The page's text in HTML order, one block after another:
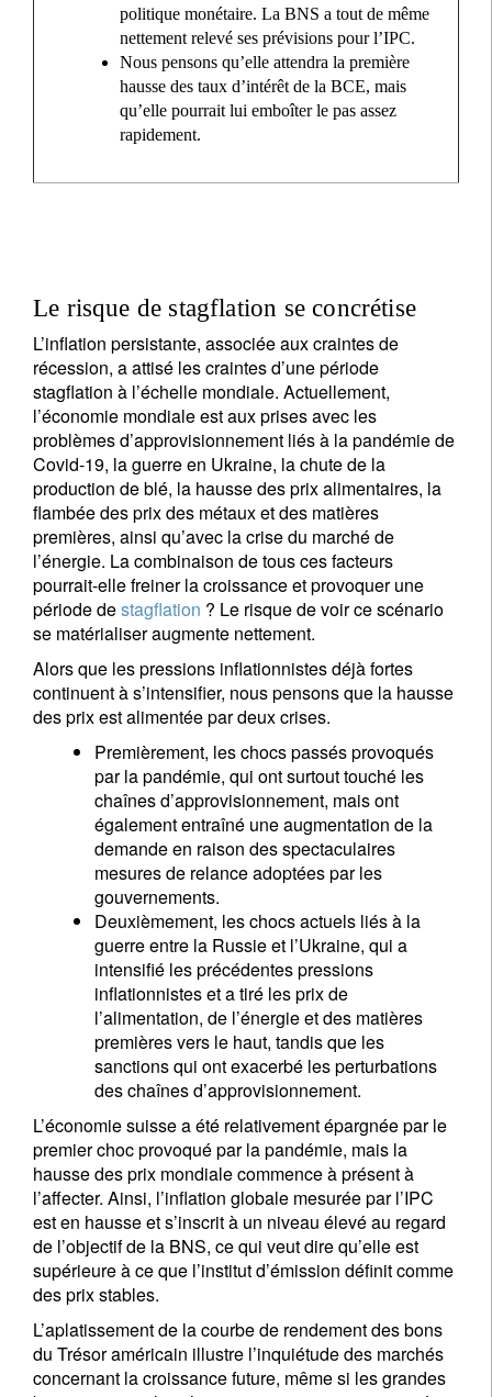
politique monétaire. La BNS a tout de même
nettement relevé ses prévisions pour l’IPC.
Nous pensons qu’elle attendra la première
hausse des taux d’intérêt de la BCE, mais
qu’elle pourrait lui emboîter le pas assez
rapidement.
Le risque de stagflation se concrétise
L’inflation persistante, associée aux craintes de
récession, a attisé les craintes d’une période
stagflation à l’échelle mondiale. Actuellement,
l’économie mondiale est aux prises avec les
problèmes d’approvisionnement liés à la pandémie de
Covid-19, la guerre en Ukraine, la chute de la
production de blé, la hausse des prix alimentaires, la
flambée des prix des métaux et des matières
premières, ainsi qu’avec la crise du marché de
l’énergie. La combinaison de tous ces facteurs
pourrait-elle freiner la croissance et provoquer une
période destagflation ? Le risque de voir ce scénario
se matérialiser augmente nettement.
Alors que les pressions inflationnistes déjà fortes
continuent à s’intensifier, nous pensons que la hausse
des prix est alimentée par deux crises.
Premièrement, les chocs passés provoqués
par la pandémie, qui ont surtout touché les
chaînes d’approvisionnement, mais ont
également entraîné une augmentation de la
demande en raison des spectaculaires
mesures de relance adoptées par les
gouvernements.
Deuxièmement, les chocs actuels liés à la
guerre entre la Russie et l’Ukraine, qui a
intensifié les précédentes pressions
inflationnistes et a tiré les prix de
l’alimentation, de l’énergie et des matières
premières vers le haut, tandis que les
sanctions qui ont exacerbé les perturbations
des chaînes d’approvisionnement.
L’économie suisse a été relativement épargnée par le
premier choc provoqué par la pandémie, mais la
hausse des prix mondiale commence à présent à
l’affecter. Ainsi, l’inflation globale mesurée par l’IPC
est en hausse et s’inscrit à un niveau élevé au regard
de l’objectif de la BNS, ce qui veut dire qu’elle est
supérieure à ce que l’institut d’émission définit comme
des prix stables.
L’aplatissement de la courbe de rendement des bons
du Trésor américain illustre l’inquiétude des marchés
concernant la croissance future, même si les grandes